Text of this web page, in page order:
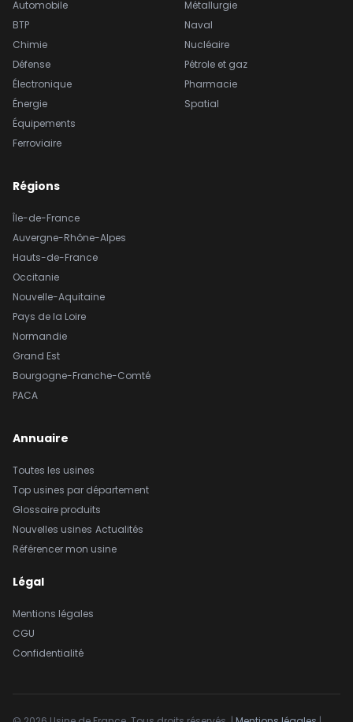
Automobile
BTP
Chimie
Défense
Électronique
Énergie
Équipements
Ferroviaire
Métallurgie
Naval
Nucléaire
Pétrole et gaz
Pharmacie
Spatial
Régions
Île-de-France
Auvergne-Rhône-Alpes
Hauts-de-France
Occitanie
Nouvelle-Aquitaine
Pays de la Loire
Normandie
Grand Est
Bourgogne-Franche-Comté
PACA
Annuaire
Toutes les usines
Top usines par département
Glossaire produits
Nouvelles usines Actualités
Référencer mon usine
Légal
Mentions légales
CGU
Confidentialité